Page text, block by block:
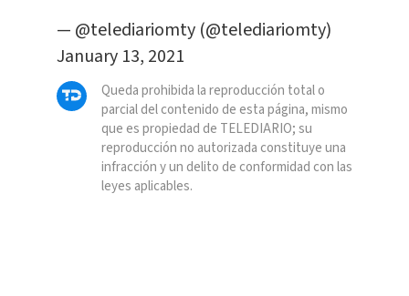
— @telediariomty (@telediariomty)
January 13, 2021
Queda prohibida la reproducción total o
parcial del contenido de esta página, mismo
que es propiedad de TELEDIARIO; su
reproducción no autorizada constituye una
infracción y un delito de conformidad con las
leyes aplicables.